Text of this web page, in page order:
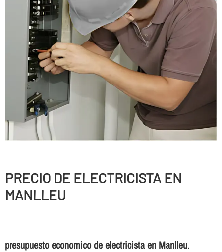
PRECIO DE ELECTRICISTA EN
MANLLEU
presupuesto economico de electricista en Manlleu.